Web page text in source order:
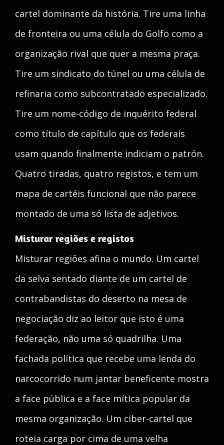
cartel dominante da história. Tire uma linha
de fronteira ou uma célula do Golfo como a
organização rival que quer a mesma praça.
Tire um sindicato do túnel ou uma célula de
refinaria como subcontratado especializado.
Tire um nome-código de inquérito federal
como título de capítulo que os federais
usam quando finalmente indiciam o patrón.
Quatro tiradas, quatro registos, e tem um
mapa de cartéis funcional que não parece
montado de uma só lista de adjetivos.
Misturar regiões e registos
Misturar regiões afina o mundo. Um cartel
da selva sentado diante de um cartel de
contrabandistas do deserto na mesa de
negociação diz ao leitor que isto é uma
federação, não uma só quadrilha. Uma
fachada política que recebe uma lenda do
narcocorrido num jantar beneficente mostra
a face pública e a face mítica popular da
mesma organização. Um ciber-cartel que
roteia carga por cima de uma velha